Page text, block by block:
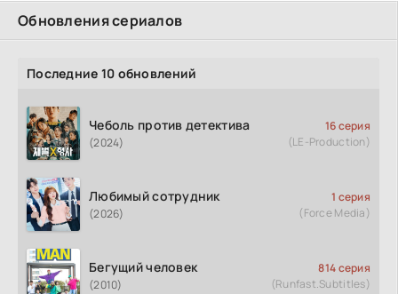
Обновления сериалов
Последние 10 обновлений
Чеболь против детектива
(2024)
16 серия
(LE-Production)
Любимый сотрудник
(2026)
1 серия
(Force Media)
Бегущий человек
(2010)
814 серия
(Runfast.Subtitles)